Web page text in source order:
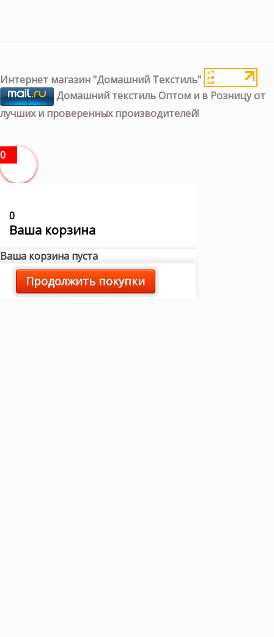
Интернет магазин "Домашний Текстиль"
Домашний текстиль Оптом и в Розницу от
лучших и проверенных производителей!
0
0
Ваша корзина
Ваша корзина пуста
Продолжить покупки